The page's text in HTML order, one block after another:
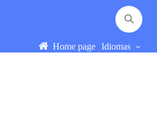
Home page Idiomas